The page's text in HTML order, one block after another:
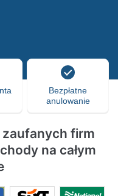
Bezpłatne
anulowanie
firm
na całym